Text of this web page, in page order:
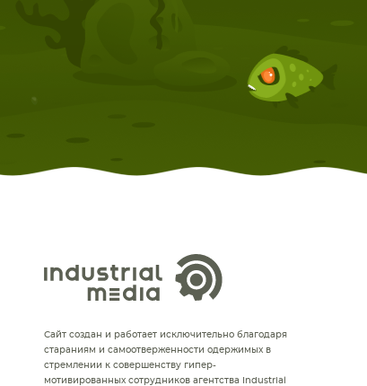
Сайт создан и работает исключительно благодаря
стараниям и самоотверженности одержимых в
стремлении к совершенству гипер-
мотивированных сотрудников агентства Industrial